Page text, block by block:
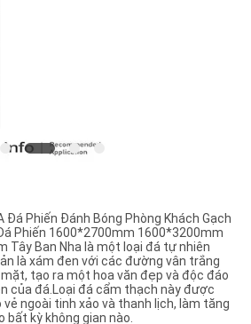
Đá Phiến Đánh Bóng Phòng Khách Gạch
Phiến 1600*2700mm 1600*3200mm
Tây Ban Nha là một loại đá tự nhiên
là xám đen với các đường vân trắng
tạo ra một hoa văn đẹp và độc đáo
của đá.Loại đá cẩm thạch này được
ngoài tinh xảo và thanh lịch, làm tăng
bất kỳ không gian nào.